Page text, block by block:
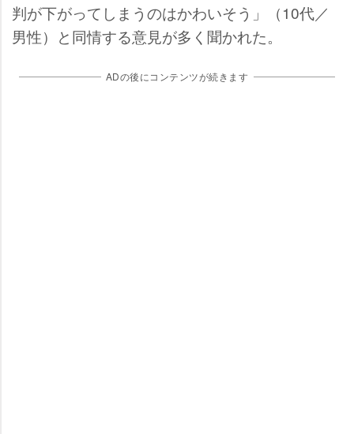
判が下がってしまうのはかわいそう」（10代／
男性）と同情する意見が多く聞かれた。
ADの後にコンテンツが続きます